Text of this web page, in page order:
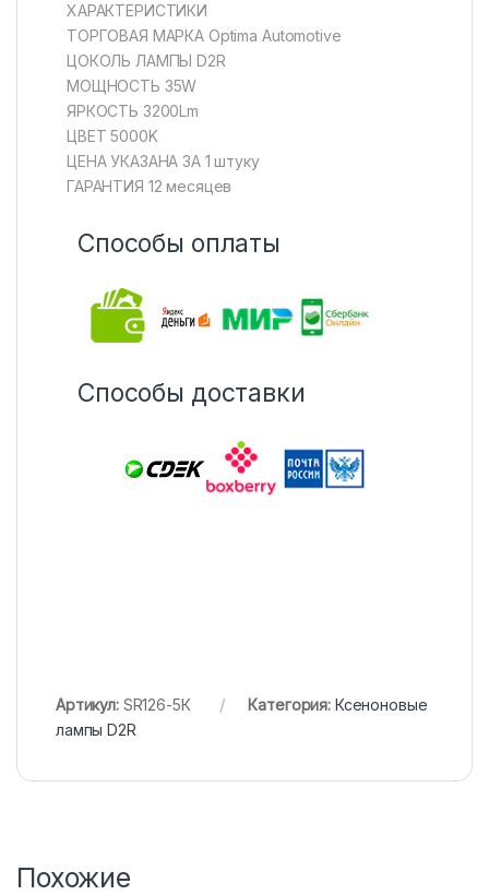
ХАРАКТЕРИСТИКИ
ТОРГОВАЯ МАРКА Optima Automotive
ЦОКОЛЬ ЛАМПЫ D2R
МОЩНОСТЬ 35W
ЯРКОСТЬ 3200Lm
ЦВЕТ 5000K
ЦЕНА УКАЗАНА ЗА 1 штуку
ГАРАНТИЯ 12 месяцев
Способы оплаты
Способы доставки
Артикул: SR126-5К Категория: Ксеноновые
лампы D2R
Похожие